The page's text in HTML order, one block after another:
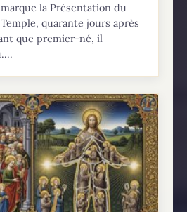
la Présentation du
quarante jours après
que premier-né, il